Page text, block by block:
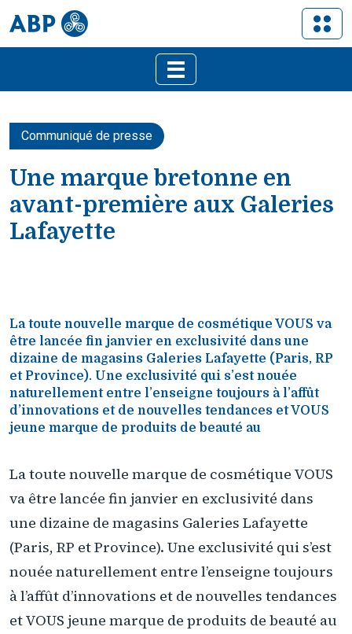
Communiqué de presse
Une marque bretonne en
avant-première aux Galeries
Lafayette
La toute nouvelle marque de cosmétique VOUS va
être lancée fin janvier en exclusivité dans une
dizaine de magasins Galeries Lafayette (Paris, RP
et Province). Une exclusivité qui s’est nouée
naturellement entre l’enseigne toujours à l’affût
d’innovations et de nouvelles tendances et VOUS
jeune marque de produits de beauté au
La toute nouvelle marque de cosmétique VOUS
va être lancée fin janvier en exclusivité dans
une dizaine de magasins Galeries Lafayette
(Paris, RP et Province). Une exclusivité qui s’est
nouée naturellement entre l’enseigne toujours
à l’affût d’innovations et de nouvelles tendances
et VOUS jeune marque de produits de beauté au